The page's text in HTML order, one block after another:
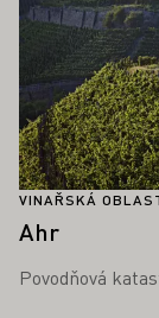
VINAŘSKÁ
Ahr
Povodňová